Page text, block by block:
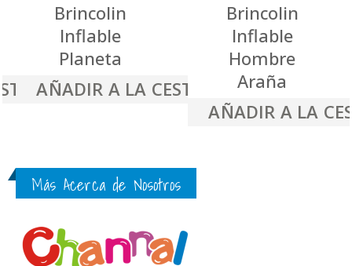
Brincolin
Inflable
Planeta
AÑADIR A LA CESTA
Brincolin
Inflable
Hombre
Araña
AÑADIR A LA
Más Acerca de Nosotros